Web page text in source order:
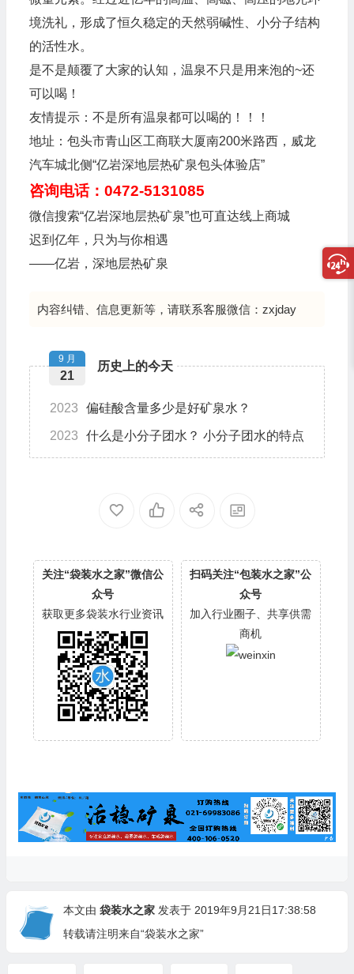
境洗礼，形成了恒久稳定的天然弱碱性、小分子结构
的活性水。
是不是颠覆了大家的认知，温泉不只是用来泡的~还
可以喝！
友情提示：不是所有温泉都可以喝的！！！
地址：包头市青山区工商联大厦南200米路西，威龙
汽车城北侧“亿岩深地层热矿泉包头体验店”
咨询电话：0472-5131085
微信搜索“亿岩深地层热矿泉”也可直达线上商城
迟到亿年，只为与你相遇
——亿岩，深地层热矿泉
内容纠错、信息更新等，请联系客服微信：zxjday
历史上的今天
9 月
21
2023 偏硅酸含量多少是好矿泉水？
2023 什么是小分子团水？ 小分子团水的特点
关注“袋装水之家”微信公
众号
获取更多袋装水行业资讯
扫码关注“包装水之家”公
众号
加入行业圈子、共享供需
商机
本文由 袋装水之家发表于 2019年9月21日17:38:58
转载请注明来自“袋装水之家”